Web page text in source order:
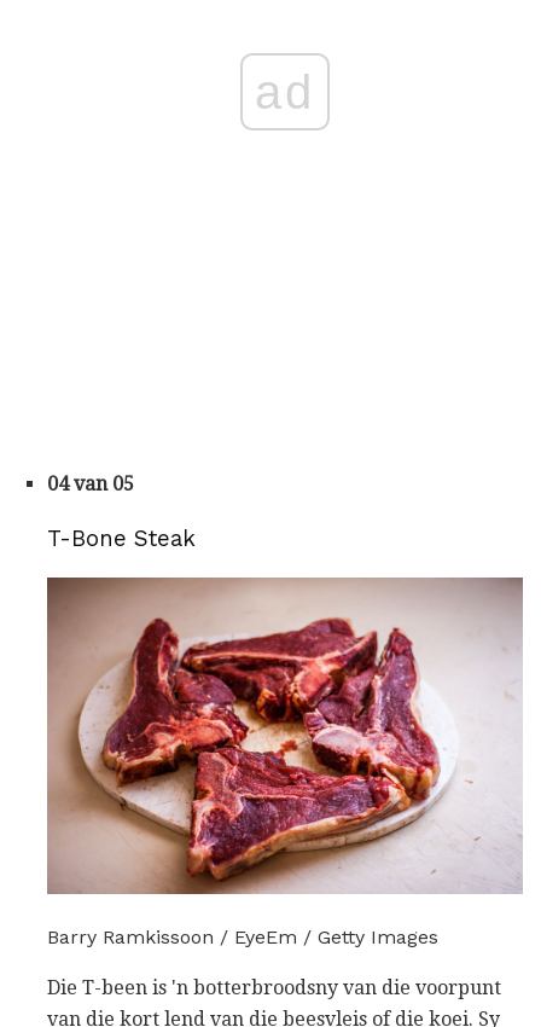
ad
04 van 05
T-Bone Steak
Barry Ramkissoon / EyeEm / Getty Images
Die T-been is 'n botterbroodsny van die voorpunt
van die kort lend van die beesvleis of die koei. Sy